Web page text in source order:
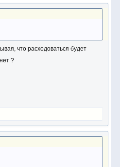
что расходоваться будет
?